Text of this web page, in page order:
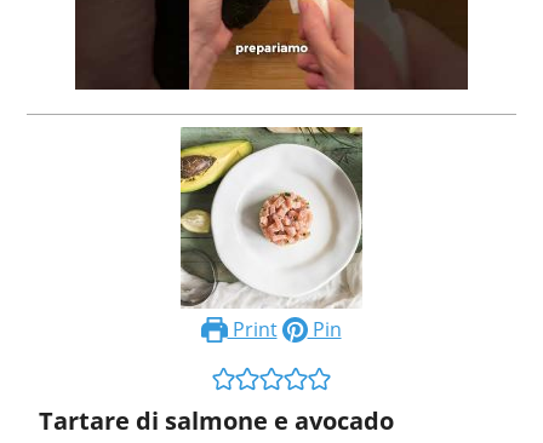
Print Pin
Tartare di salmone e avocado